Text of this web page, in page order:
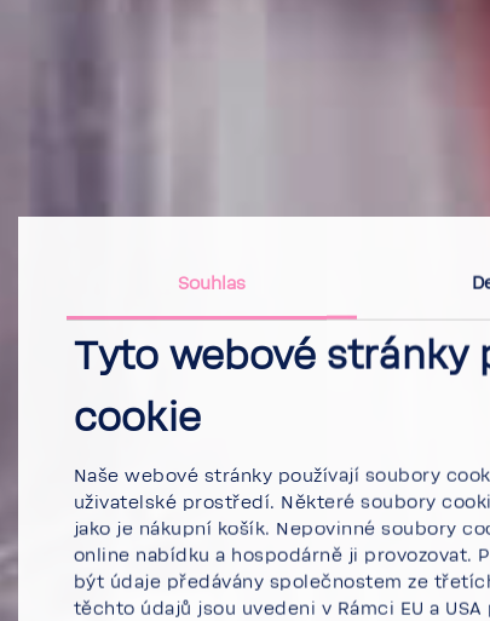
Souhlas
Tyto webové stránky
cookie
Naše webové stránky používají soubory
uživatelské prostředí. Některé soubory
jako je nákupní košík. Nepovinné soubory
online nabídku a hospodárně ji provozovat.
být údaje předávány společnostem ze
těchto údajů jsou uvedeni v Rámci EU a